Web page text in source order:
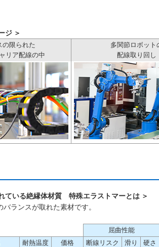
ジ ＞
の限られた
リア配線の中
多関節ロボット
配線取り回し
ている絶縁体材質 特殊エラストマーとは ＞
ランスが取れた素材です。
屈曲性能
耐熱温度 価格 断線リスク 滑り
硬さ